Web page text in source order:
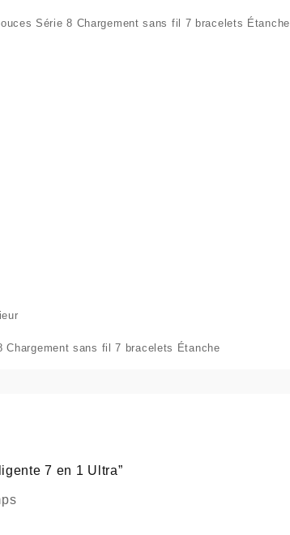
Série 8 Chargement sans fil 7 bracelets Étanche
sans fil 7 bracelets Étanche
7 en 1 Ultra”